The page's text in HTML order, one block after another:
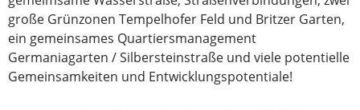
große Grünzonen Tempelhofer Feld und Britzer Garten,
ein gemeinsames Quartiersmanagement
Germaniagarten / Silbersteinstraße und viele potentielle
Gemeinsamkeiten und Entwicklungspotentiale!